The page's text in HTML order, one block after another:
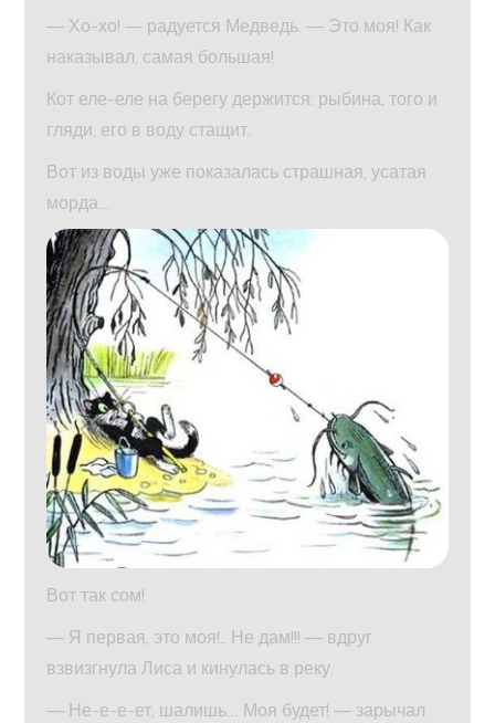
— Хо-хо! — радуется Медведь. — Это моя! Как
наказывал, самая большая!
Кот еле-еле на берегу держится: рыбина, того и
гляди, его в воду стащит.
Вот из воды уже показалась страшная, усатая
морда…
Вот так сом!
— Я первая, это моя!.. Не дам!!! — вдруг
взвизгнула Лиса и кинулась в реку.
— Не-е-е-ет, шалишь… Моя будет! — зарычал